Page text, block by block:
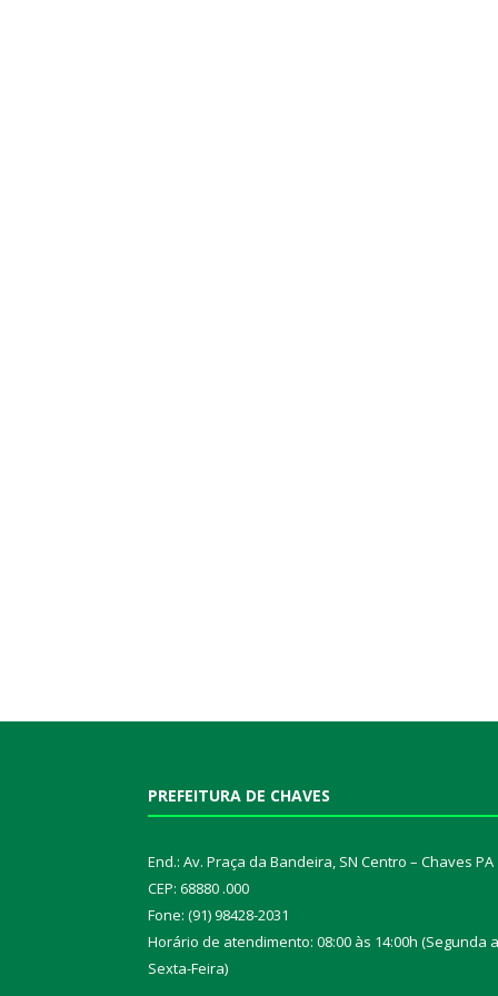
PREFEITURA DE CHAVES
End.: Av. Praça da Bandeira, SN Centro – Chaves PA
CEP: 68880 .000
Fone: (91) 98428-2031
Horário de atendimento: 08:00 às 14:00h (Segunda a
Sexta-Feira)